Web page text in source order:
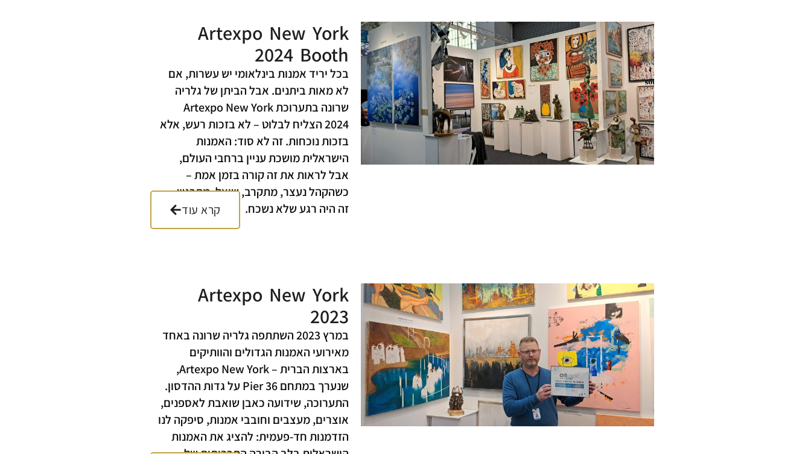
Artexpo New York
2024 Booth
בכל יריד אמנות בינלאומי יש עשרות, אם
לא מאות ביתנים. אבל הביתן של גלריה
שרונה בתערוכת Artexpo New York
2024 הצליח לבלוט – לא בזכות רעש, אלא
בזכות נוכחות. זה לא סוד: האמנות
הישראלית מושכת עניין ברחבי העולם,
אבל לראות את זה קורה בזמן אמת –
כשהקהל נעצר, מתקרב, שואל, מתרגש –
זה היה רגע שלא נשכח.
קרא עוד
Artexpo New York
2023
במרץ 2023 השתתפה גלריה שרונה באחד
מאירועי האמנות הגדולים והוותיקים
בארצות הברית – Artexpo New York,
שנערך במתחם Pier 36 על גדות ההדסון.
התערוכה, שידועה כאבן שואבת לאספנים,
אוצרים, מעצבים וחובבי אמנות, סיפקה לנו
הזדמנות חד-פעמית: להציג את האמנות